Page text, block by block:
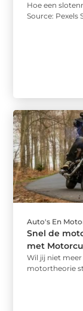
Hoe een
Source: Pexels‍
Auto's En
Snel de
met
Wil jij niet
motortheorie